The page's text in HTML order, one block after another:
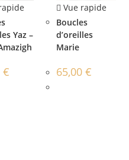
Yaz –
€
Vue rapide
Boucles
d’oreilles
Marie
65,00 €